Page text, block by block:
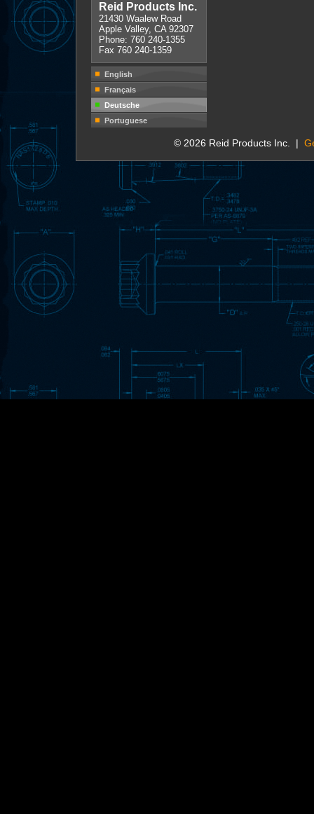
Reid Products Inc.
21430 Waalew Road
Apple Valley, CA 92307
Phone: 760 240-1355
Fax 760 240-1359
English
Français
Deutsche
Portuguese
© 2026 Reid Products Inc. |